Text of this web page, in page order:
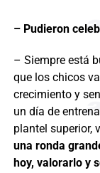
– Pudieron
– Siempre está
que los chicos
crecimiento y
un día de
plantel superior,
una ronda
hoy, valorarlo y